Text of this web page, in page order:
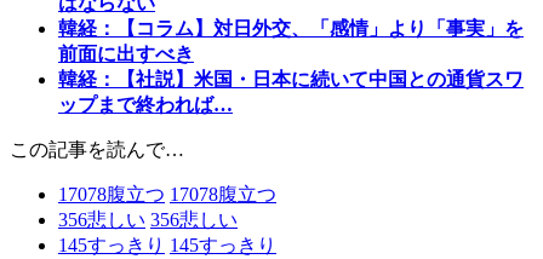
韓経：【コラム】対日外交、「感情」より「事実」を
前面に出すべき
韓経：【社説】米国・日本に続いて中国との通貨スワ
ップまで終われば…
この記事を読んで…
17078腹立つ 17078腹立つ
356悲しい 356悲しい
145すっきり 145すっきり